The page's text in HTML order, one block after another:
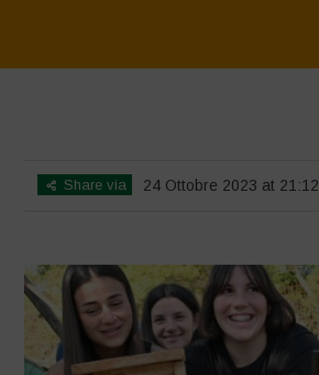
Share via 24 Ottobre 2023 at 21:12